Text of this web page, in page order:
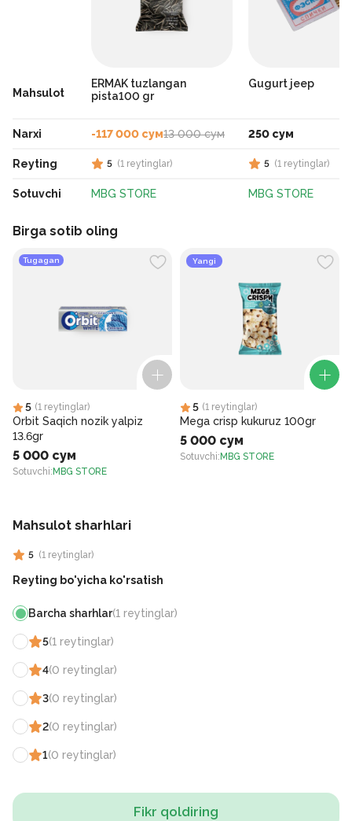
Mahsulot
Narxi
Reyting
Sotuvchi
ERMAK tuzlangan
pista100 gr
-117 000 сум13 000 сум
5 (1 reytinglar)
MBG STORE
Gugurt jeep
250 сум
5 (1 reytinglar)
MBG STORE
Birga sotib oling
Tugagan
5 (1 reytinglar)
Orbit Saqich nozik yalpiz
13.6gr
5 000 сум
Sotuvchi: MBG STORE
Yangi
5 (1 reytinglar)
Mega crisp kukuruz 100gr
5 000 сум
Sotuvchi: MBG STORE
Mahsulot sharhlari
5 (1 reytinglar)
Reyting bo'yicha ko'rsatish
Barcha sharhlar(1 reytinglar)
5(1 reytinglar)
4(0 reytinglar)
3(0 reytinglar)
2(0 reytinglar)
1(0 reytinglar)
Fikr qoldiring